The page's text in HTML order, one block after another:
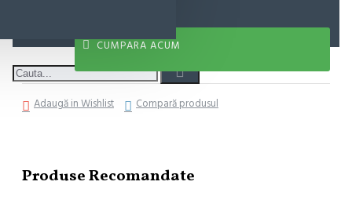
CUMPARA ACUM
Adaugă in Wishlist Compară produsul
Produse Recomandate